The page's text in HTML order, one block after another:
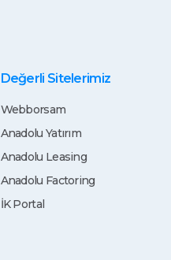
Değerli Sitelerimiz
Webborsam
Anadolu Yatırım
Anadolu Leasing
Anadolu Factoring
İK Portal